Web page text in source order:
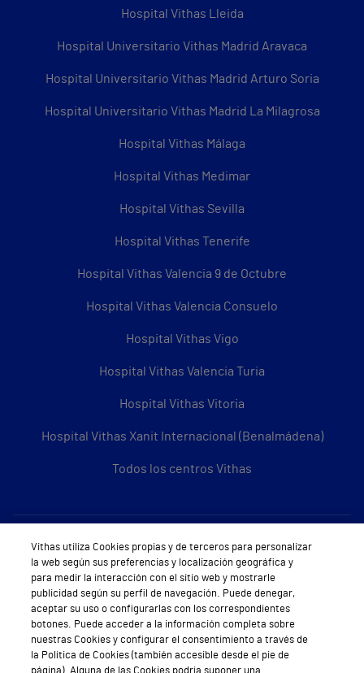
Hospital Vithas Lleida
Hospital Universitario Vithas Madrid Aravaca
Hospital Universitario Vithas Madrid Arturo Soria
Hospital Universitario Vithas Madrid La Milagrosa
Hospital Vithas Málaga
Hospital Vithas Medimar
Hospital Vithas Sevilla
Hospital Vithas Tenerife
Hospital Vithas Valencia 9 de Octubre
Hospital Vithas Valencia Consuelo
Hospital Vithas Vigo
Hospital Vithas Valencia Turia
Hospital Vithas Vitoria
Hospital Vithas Xanit Internacional (Benalmádena)
Todos los centros Vithas
Sobre Vithas
Quiénes somos
Trabajar en Vithas
Teléfono Cita Médica
Teléfono Atención al Cliente
Vithas utiliza Cookies propias y de terceros para personalizar
la web según sus preferencias y localización geográfica y
para medir la interacción con el sitio web y mostrarle
publicidad según su perfil de navegación. Puede denegar,
aceptar su uso o configurarlas con los correspondientes
botones. Puede acceder a la información completa sobre
nuestras Cookies y configurar el consentimiento a través de
la Política de Cookies (también accesible desde el pie de